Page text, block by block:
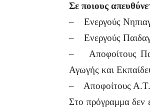
Σε ποιους
– Ενεργούς
– Ενεργούς
– Αποφοίτους
Αγωγής και
– Αποφοίτους
Στο πρόγραμμα δεν